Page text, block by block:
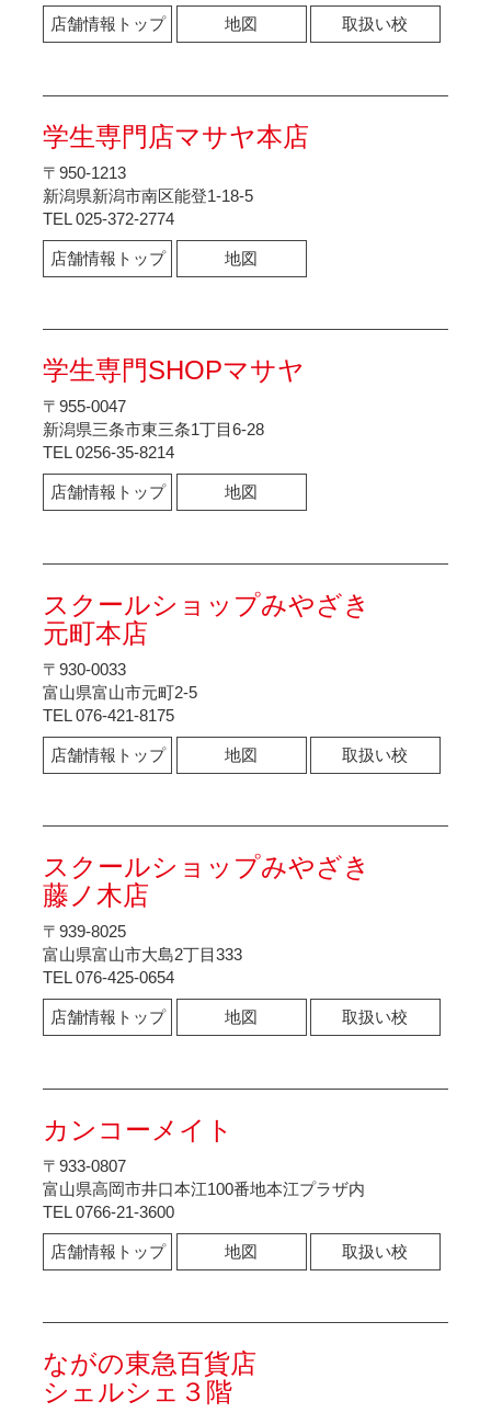
店舗情報トップ 地図 取扱い校
学生専門店マサヤ本店
〒950-1213
新潟県新潟市南区能登1-18-5
TEL 025-372-2774
店舗情報トップ 地図
学生専門SHOPマサヤ
〒955-0047
新潟県三条市東三条1丁目6-28
TEL 0256-35-8214
店舗情報トップ 地図
スクールショップみやざき
元町本店
〒930-0033
富山県富山市元町2-5
TEL 076-421-8175
店舗情報トップ 地図 取扱い校
スクールショップみやざき
藤ノ木店
〒939-8025
富山県富山市大島2丁目333
TEL 076-425-0654
店舗情報トップ 地図 取扱い校
カンコーメイト
〒933-0807
富山県高岡市井口本江100番地本江プラザ内
TEL 0766-21-3600
店舗情報トップ 地図 取扱い校
ながの東急百貨店
シェルシェ３階